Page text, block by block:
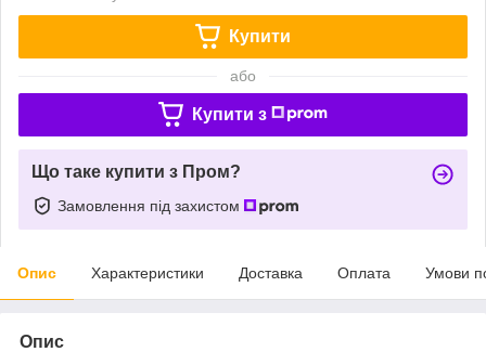
Купити
або
Купити з
Що таке купити з Пром?
Замовлення під захистом
Опис Характеристики Доставка Оплата Умови
Опис